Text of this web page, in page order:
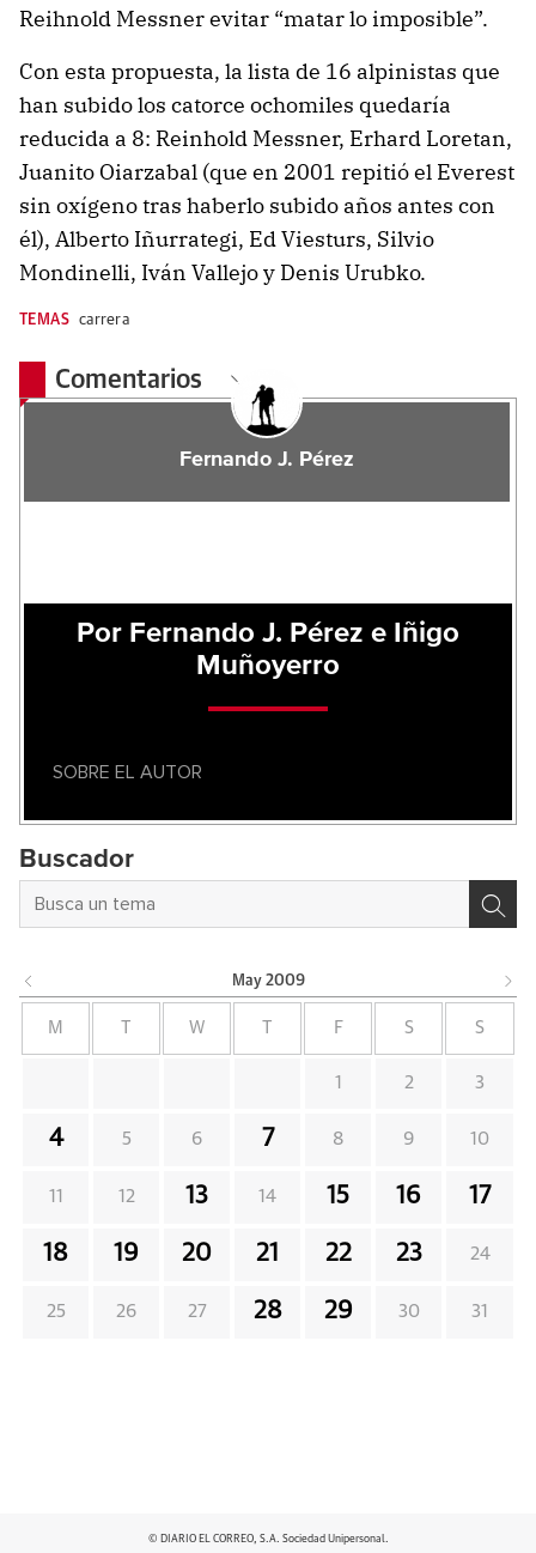
Reihnold Messner evitar “matar lo imposible”.
Con esta propuesta, la lista de 16 alpinistas que
han subido los catorce ochomiles quedaría
reducida a 8: Reinhold Messner, Erhard Loretan,
Juanito Oiarzabal (que en 2001 repitió el Everest
sin oxígeno tras haberlo subido años antes con
él), Alberto Iñurrategi, Ed Viesturs, Silvio
Mondinelli, Iván Vallejo y Denis Urubko.
TEMAS carrera
Comentarios
Fernando J. Pérez
Por Fernando J. Pérez e Iñigo
Muñoyerro
SOBRE EL AUTOR
Buscador
May 2009
M W F S S
1 2 3
4 5 6 7 8 9 10
11 12 13 14 15 16 17
18 19 20 21 22 23 24
25 26 27 28 29 30 31
© DIARIO EL CORREO, S.A. Sociedad Unipersonal.